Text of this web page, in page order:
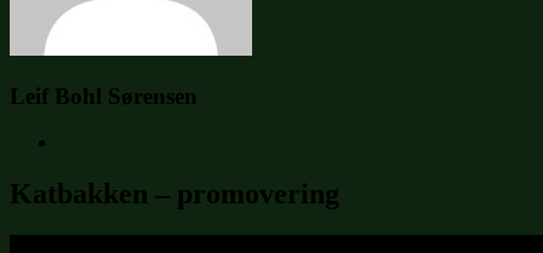
Leif Bohl Sørensen
Katbakken – promovering